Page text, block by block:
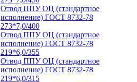
Отвод ППУ ОЦ (стандартное
исполнение) ГОСТ 8732-78
273*7,0/400
Отвод ППУ ОЦ (стандартное
исполнение) ГОСТ 8732-78
219*6,0/355
Отвод ППУ ОЦ (стандартное
исполнение) ГОСТ 8732-78
219*6,0/315